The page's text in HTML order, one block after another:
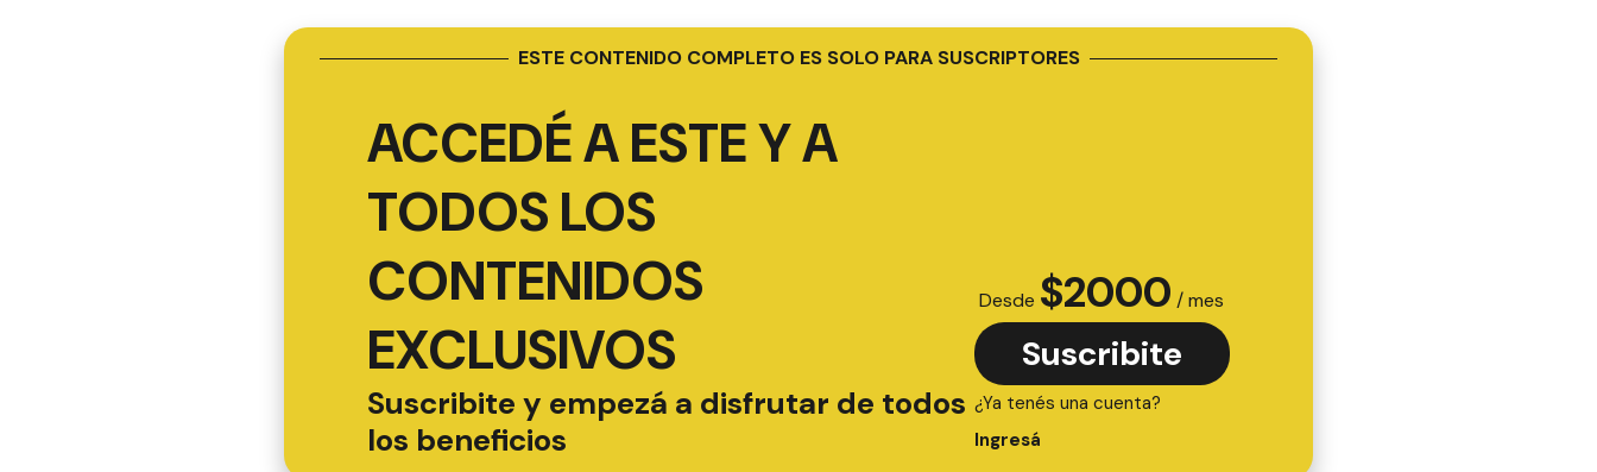
ESTE CONTENIDO COMPLETO ES SOLO PARA SUSCRIPTORES
ACCEDÉ A ESTE Y A
TODOS LOS
CONTENIDOS
EXCLUSIVOS
Suscribite y empezá a disfrutar de todos
los beneficios
Desde $2000 / mes
Suscribite
¿Ya tenés una cuenta?
Ingresá